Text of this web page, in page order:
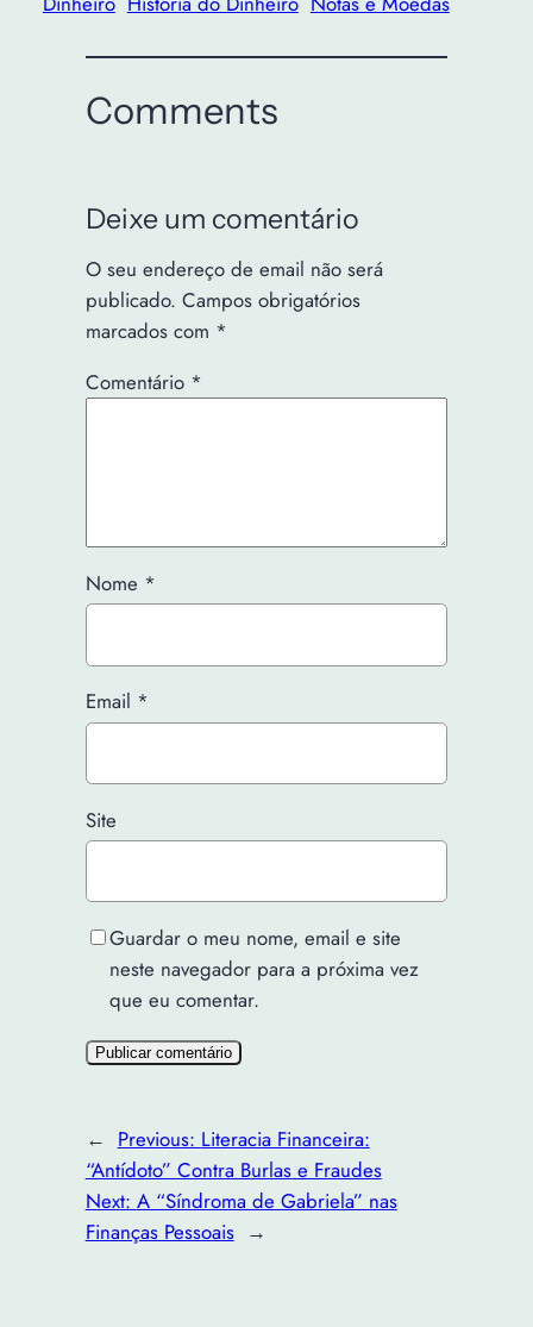
Comments
Deixe um comentário
O seu endereço de email não será
publicado. Campos obrigatórios
marcados com *
Comentário *
Nome *
Email *
Site
Guardar o meu nome, email e site
neste navegador para a próxima vez
que eu comentar.
← Previous: Literacia Financeira:
“Antídoto” Contra Burlas e Fraudes
Next: A “Síndroma de Gabriela” nas
Finanças Pessoais →